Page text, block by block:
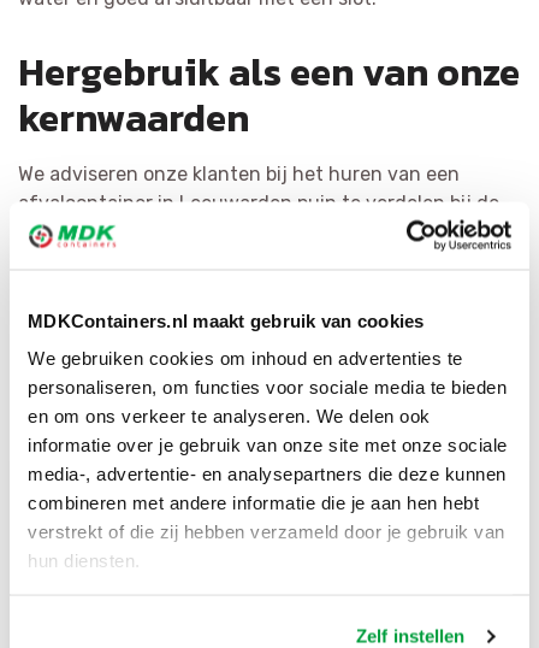
MDKContainers.nl maakt gebruik van cookies
We gebruiken cookies om inhoud en advertenties te
personaliseren, om functies voor sociale media te bieden
en om ons verkeer te analyseren. We delen ook
informatie over je gebruik van onze site met onze sociale
media-, advertentie- en analysepartners die deze kunnen
combineren met andere informatie die je aan hen hebt
verstrekt of die zij hebben verzameld door je gebruik van
hun diensten.
Zelf instellen
Hergebruik als een van onze
kernwaarden
We adviseren onze klanten bij het huren van een
afvalcontainer in Leeuwarden puin te verdelen bij de
bron. Dit is kostenbesparend en levert de meest
doeltreffend mogelijk en vormen het om tot
herbruikbaar materiaal of als bijkomende grondstof.
Met ons ruime netwerk hebben wij voor iedere
afvalsoort de juiste bestemming.